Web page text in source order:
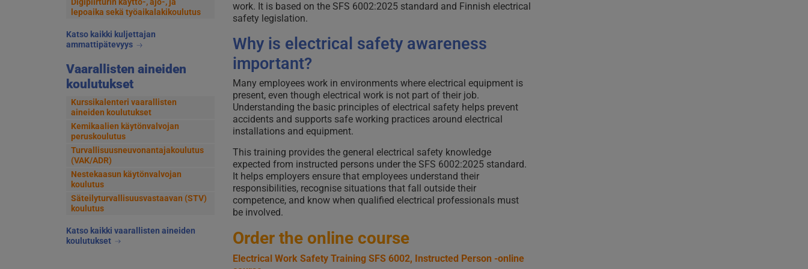
Digipiirturin käyttö-, ajo-, ja
lepoaika sekä työaikalakikoulutus
Katso kaikki kuljettajan
ammattipätevyys
Vaarallisten aineiden
koulutukset
Kurssikalenteri vaarallisten
aineiden koulutukset
Kemikaalien käytönvalvojan
peruskoulutus
Turvallisuusneuvonantajakoulutus
(VAK/ADR)
Nestekaasun käytönvalvojan
koulutus
Säteilyturvallisuusvastaavan (STV)
koulutus
Katso kaikki vaarallisten aineiden
koulutukset
work. It is based on the SFS 6002:2025 standard and Finnish electrical
safety legislation.
Why is electrical safety awareness
important?
Many employees work in environments where electrical equipment is
present, even though electrical work is not part of their job.
Understanding the basic principles of electrical safety helps prevent
accidents and supports safe working practices around electrical
installations and equipment.
This training provides the general electrical safety knowledge
expected from instructed persons under the SFS 6002:2025 standard.
It helps employers ensure that employees understand their
responsibilities, recognise situations that fall outside their
competence, and know when qualified electrical professionals must
be involved.
Order the online course
Electrical Work Safety Training SFS 6002, Instructed Person -online